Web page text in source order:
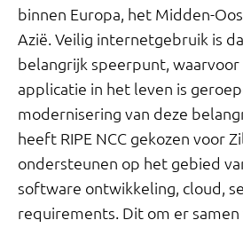
binnen Europa, het Midden-
Azië. Veilig internetgebruik is
belangrijk speerpunt, waarvoor
applicatie in het leven is
modernisering van deze
heeft RIPE NCC gekozen voor
ondersteunen op het gebied
software ontwikkeling, cloud,
requirements. Dit om er